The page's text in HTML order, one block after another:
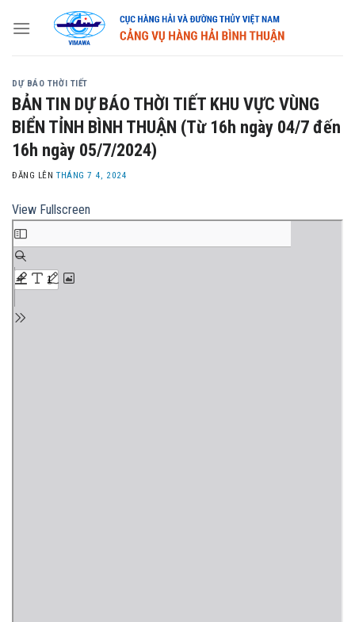
DỰ BÁO THỜI TIẾT
BẢN TIN DỰ BÁO THỜI TIẾT KHU VỰC VÙNG
BIỂN TỈNH BÌNH THUẬN (Từ 16h ngày 04/7 đến
16h ngày 05/7/2024)
ĐĂNG LÊNTHÁNG 7 4, 2024
View Fullscreen